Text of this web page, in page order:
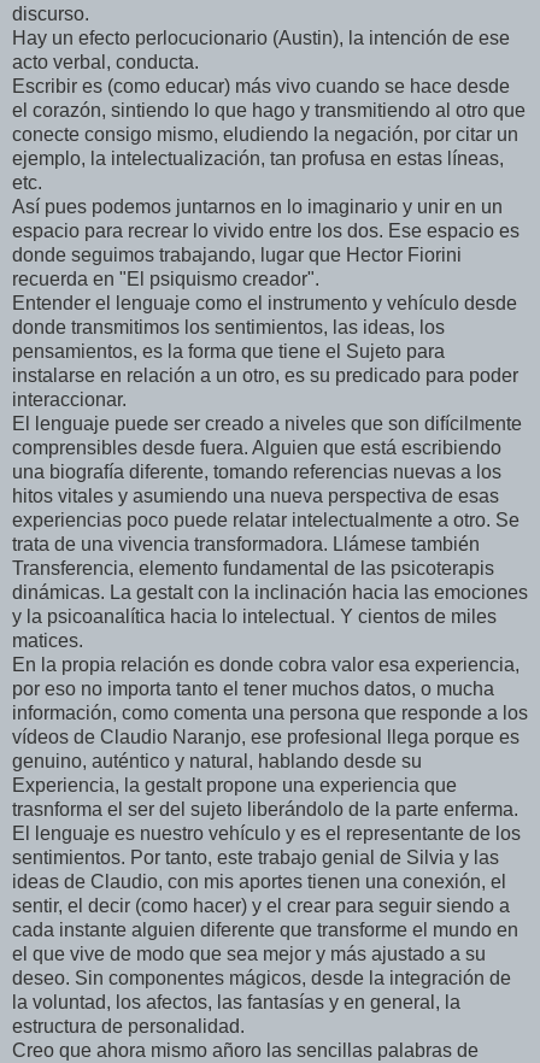
discurso.
Hay un efecto perlocucionario (Austin), la intención de ese
acto verbal, conducta.
Escribir es (como educar) más vivo cuando se hace desde
el corazón, sintiendo lo que hago y transmitiendo al otro que
conecte consigo mismo, eludiendo la negación, por citar un
ejemplo, la intelectualización, tan profusa en estas líneas,
etc.
Así pues podemos juntarnos en lo imaginario y unir en un
espacio para recrear lo vivido entre los dos. Ese espacio es
donde seguimos trabajando, lugar que Hector Fiorini
recuerda en "El psiquismo creador".
Entender el lenguaje como el instrumento y vehículo desde
donde transmitimos los sentimientos, las ideas, los
pensamientos, es la forma que tiene el Sujeto para
instalarse en relación a un otro, es su predicado para poder
interaccionar.
El lenguaje puede ser creado a niveles que son difícilmente
comprensibles desde fuera. Alguien que está escribiendo
una biografía diferente, tomando referencias nuevas a los
hitos vitales y asumiendo una nueva perspectiva de esas
experiencias poco puede relatar intelectualmente a otro. Se
trata de una vivencia transformadora. Llámese también
Transferencia, elemento fundamental de las psicoterapis
dinámicas. La gestalt con la inclinación hacia las emociones
y la psicoanalítica hacia lo intelectual. Y cientos de miles
matices.
En la propia relación es donde cobra valor esa experiencia,
por eso no importa tanto el tener muchos datos, o mucha
información, como comenta una persona que responde a los
vídeos de Claudio Naranjo, ese profesional llega porque es
genuino, auténtico y natural, hablando desde su
Experiencia, la gestalt propone una experiencia que
trasnforma el ser del sujeto liberándolo de la parte enferma.
El lenguaje es nuestro vehículo y es el representante de los
sentimientos. Por tanto, este trabajo genial de Silvia y las
ideas de Claudio, con mis aportes tienen una conexión, el
sentir, el decir (como hacer) y el crear para seguir siendo a
cada instante alguien diferente que transforme el mundo en
el que vive de modo que sea mejor y más ajustado a su
deseo. Sin componentes mágicos, desde la integración de
la voluntad, los afectos, las fantasías y en general, la
estructura de personalidad.
Creo que ahora mismo añoro las sencillas palabras de